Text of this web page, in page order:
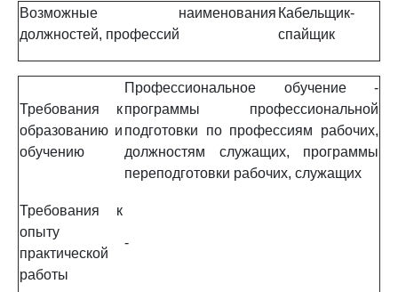
Возможные наименования
должностей, профессий
Кабельщик-
спайщик
Требования к
образованию и
обучению
Профессиональное обучение -
программы профессиональной
подготовки по профессиям рабочих,
должностям служащих, программы
переподготовки рабочих, служащих
Требования к
опыту
практической
работы
-